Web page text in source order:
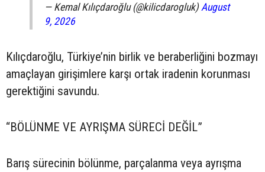
— Kemal Kılıçdaroğlu (@kilicdarogluk)August
9, 2026
Kılıçdaroğlu, Türkiye’nin birlik ve beraberliğini bozmayı
amaçlayan girişimlere karşı ortak iradenin korunması
gerektiğini savundu.
“BÖLÜNME VE AYRIŞMA SÜRECİ DEĞİL”
Barış sürecinin bölünme, parçalanma veya ayrışma